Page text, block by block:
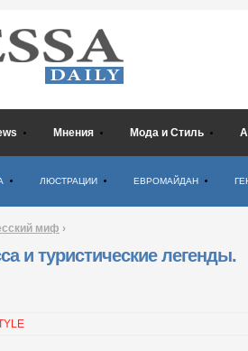
Мнения Мода и Стиль
ЛЮСТРАЦИИ ЕВРОМАЙДАН
миф ›
и туристические легенды.